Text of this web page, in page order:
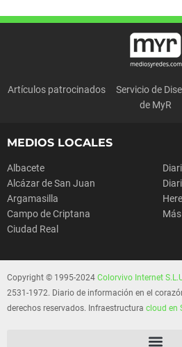
Artículos patrocinados Servicio de
de MyR
MEDIOS LOCALES
Albacete
Alcázar de San Juan
Argamasilla
Campo de Criptana
Ciudad Real
Copyright © 1995-2024 Colorvivo Internet
2531-1972. Diario de información en el
derechos reservados. Infraestructura cloud en